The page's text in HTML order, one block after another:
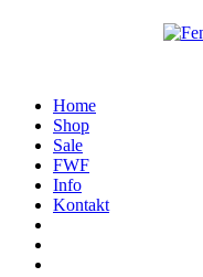
Home
Shop
Sale
FWF
Info
Kontakt